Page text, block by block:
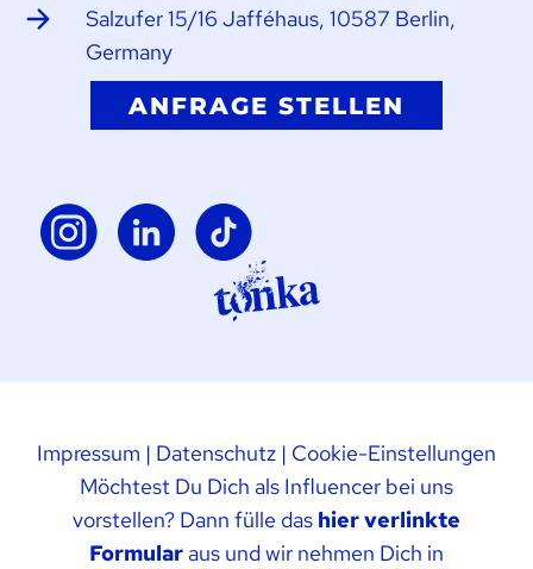
Salzufer 15/16 Jafféhaus, 10587 Berlin,
Germany
ANFRAGE STELLEN
Impressum | Datenschutz | Cookie-Einstellungen
Möchtest Du Dich als Influencer bei uns
vorstellen? Dann fülle das hier verlinkte
Formular aus und wir nehmen Dich in